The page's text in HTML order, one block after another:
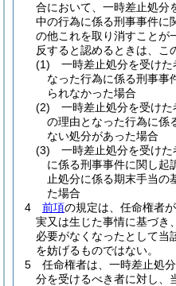
合において、一時差止処分
中の行為に係る刑事事件に
の他これを取り消すことが
反すると認めるときは、こ
(1)
一時差止処分を受け
なった行為に係る刑事事
られなかった場合
(2)
一時差止処分を受け
の理由となった行為に係
ない処分があった場合
(3)
一時差止処分を受け
に係る刑事事件に関し起
止処分に係る期末手当の
た場合
4
前項の規定は、任命権者
実又は生じた事情に基づき
必要がなくなったとして当
を妨げるものではない。
5
任命権者は、一時差止処
分を受けるべき者に対し、